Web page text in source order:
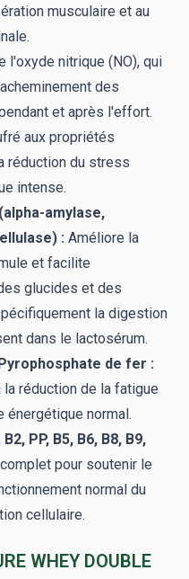
musculaire et au
l'oxyde nitrique (NO), qui
des
et après l'effort.
aux propriétés
réduction du stress
intense.
amylase,
: Améliore la
et facilite
glucides et des
la digestion
dans le lactosérum.
de fer :
réduction de la fatigue
énergétique normal.
PP, B5, B6, B8, B9,
pour soutenir le
normal du
cellulaire.
WHEY DOUBLE